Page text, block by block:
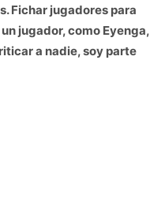
Fichar jugadores para
jugador, como Eyenga,
a nadie, soy parte